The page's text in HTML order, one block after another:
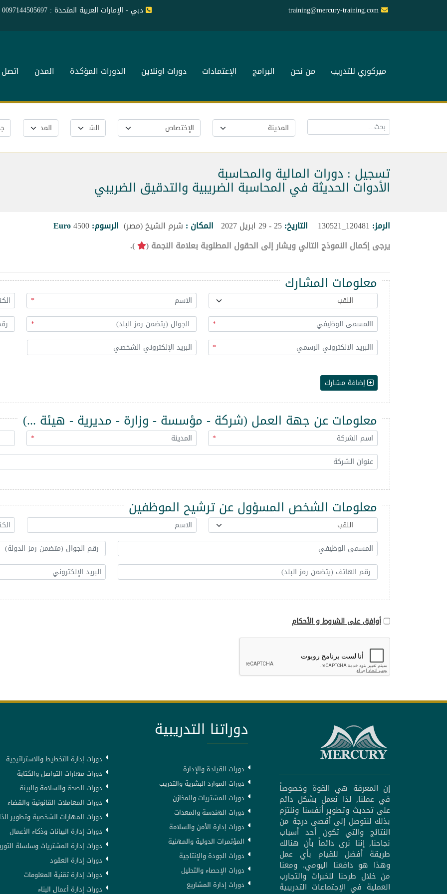
training@mercury-training.com دبي - الإمارات العربية المتحدة : 0097144505697
ميركوري للتدريب من نحن البرامج الإعتمادات دورات اونلاين الدورات المؤكدة المدن اتصل
تسجيل : دورات المالية والمحاسبة
الأدوات الحديثة في المحاسبة الضريبية والتدقيق الضريبي
الرمز: التاريخ: المكان : شرم الشيخ (مصر) الرسوم:4500
Euro
يرجى إكمال النموذج التالي ويشار إلى الحقول المطلوبة بعلامة النجمة (
).
معلومات المشارك
*
*
*
*
إضافة مشارك
معلومات عن جهة العمل (شركة - مؤسسة - وزارة - مديرية - هيئة ...)
*
*
معلومات الشخص المسؤول عن ترشيح الموظفين
أوافق على الشروط و الأحكام
إن المعرفة هي القوة وخصوصاً
في عملنا, لذا نعمل بشكل دائم
على تحديث وتطوير أنفسنا ونلتزم
بذلك لنتوصل إلى أقصى درجة من
النتائج والتي تكون أحد أسباب
نجاحنا, إننا نرى دائماً بأن هنالك
طريقة أفضل للقيام بأي عمل
وهذا هو دافعنا اليومي. ومعنا
من خلال طرحنا للخبرات والتجارب
العملية في الإجتماعات التدريبية
دوراتنا التدريبية
دورات القيادة والإدارة
دورات الموارد البشرية والتدريب
دورات المشتريات والمخازن
دورات الهندسة والمعدات
دورات إدارة الأمن والسلامة
المؤتمرات الدولية والمهنية
دورات الجودة والإنتاجية
دورات الإحصاء والتحليل
دورات إدارة المشاريع
دورات إدارة التخطيط والاستراتيجية
دورات مهارات التواصل والكتابة
دورات الصحة والسلامة والبيئة
دورات المعاملات القانونية والقضاء
دورات المهارات الشخصية وتطوير
دورات إدارة البيانات وذكاء الأعمال
دورات إدارة المشتريات وسلسلة
دورات إدارة العقود
دورات إدارة تقنية المعلومات
دورات إدارة أعمال البناء